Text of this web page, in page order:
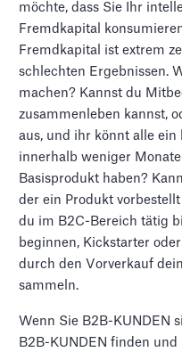
möchte, dass Sie Ihr
Fremdkapital
Fremdkapital ist extrem
schlechten Ergebnissen.
machen? Kannst du
zusammenleben kannst,
aus, und ihr könnt alle ein
innerhalb weniger
Basisprodukt haben?
der ein Produkt
du im B2C-Bereich tätig
beginnen, Kickstarter
durch den Vorverkauf
sammeln.
Wenn Sie B2B-KUNDEN
B2B-KUNDEN finden